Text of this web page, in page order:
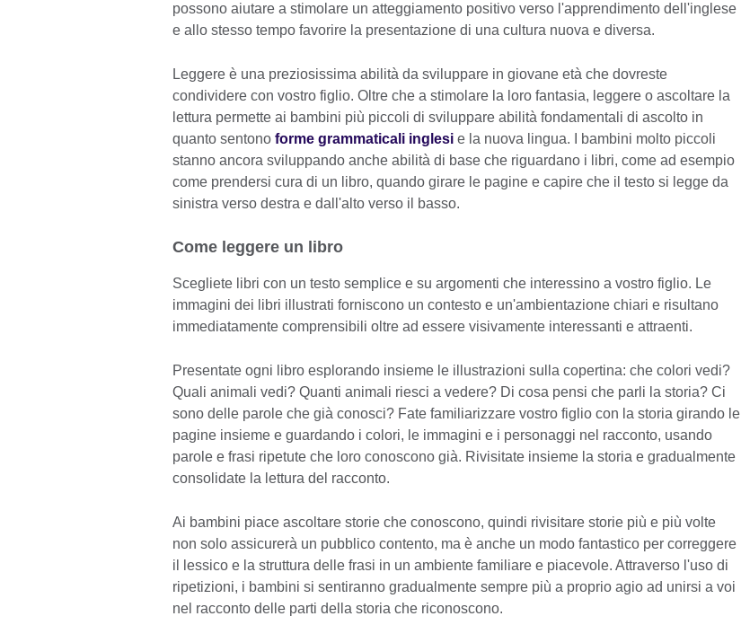
possono aiutare a stimolare un atteggiamento positivo verso l'apprendimento dell'inglese
e allo stesso tempo favorire la presentazione di una cultura nuova e diversa.
Leggere è una preziosissima abilità da sviluppare in giovane età che dovreste
condividere con vostro figlio. Oltre che a stimolare la loro fantasia, leggere o ascoltare la
lettura permette ai bambini più piccoli di sviluppare abilità fondamentali di ascolto in
quanto sentono forme grammaticali inglesi e la nuova lingua. I bambini molto piccoli
stanno ancora sviluppando anche abilità di base che riguardano i libri, come ad esempio
come prendersi cura di un libro, quando girare le pagine e capire che il testo si legge da
sinistra verso destra e dall'alto verso il basso.
Come leggere un libro
Scegliete libri con un testo semplice e su argomenti che interessino a vostro figlio. Le
immagini dei libri illustrati forniscono un contesto e un'ambientazione chiari e risultano
immediatamente comprensibili oltre ad essere visivamente interessanti e attraenti.
Presentate ogni libro esplorando insieme le illustrazioni sulla copertina: che colori vedi?
Quali animali vedi? Quanti animali riesci a vedere? Di cosa pensi che parli la storia? Ci
sono delle parole che già conosci? Fate familiarizzare vostro figlio con la storia girando le
pagine insieme e guardando i colori, le immagini e i personaggi nel racconto, usando
parole e frasi ripetute che loro conoscono già. Rivisitate insieme la storia e gradualmente
consolidate la lettura del racconto.
Ai bambini piace ascoltare storie che conoscono, quindi rivisitare storie più e più volte
non solo assicurerà un pubblico contento, ma è anche un modo fantastico per correggere
il lessico e la struttura delle frasi in un ambiente familiare e piacevole. Attraverso l'uso di
ripetizioni, i bambini si sentiranno gradualmente sempre più a proprio agio ad unirsi a voi
nel racconto delle parti della storia che riconoscono.